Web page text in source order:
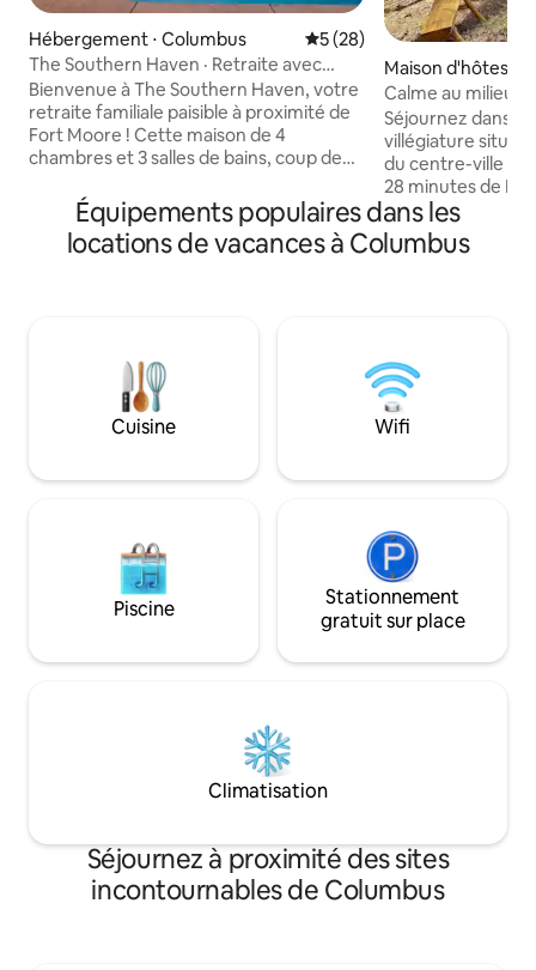
Hébergement ⋅ Columbus Évaluation moyenne sur la
5 (28)
The Southern Haven · Retraite avec
piscine près de Fort Moore
Bienvenue à The Southern Haven, votre
retraite familiale paisible à proximité de
Fort Moore ! Cette maison de 4
chambres et 3 salles de bains, coup de
privée, d'une cour spacieuse et d'un
aménagement ouvert élégant. Profitez
d'une cuisine entièrement équipée, d'un
ville de Columbus, de la Riverwalk et des
meilleurs restaurants. Détendez-vous,
ressourcez-vous et créez des souvenirs
inoubliables dans le confort du Sud ! ⭐
séjour 5 étoiles sans accroc.
Maison d'hôtes ⋅
ty
Calme au milieu
confortable en
Séjournez dans
villégiature situé
du centre-ville de
28 minutes de
15 minutes de
30 minutes de
sommes fiers de
dispose d’un feu
projecteur de
complète
avez besoin pour
studio avec un
Équipements populaires dans les
locations de vacances à Columbus
Cuisine Wifi
Piscine
Stationnement
gratuit sur place
Climatisation
Séjournez à proximité des sites
incontournables de Columbus